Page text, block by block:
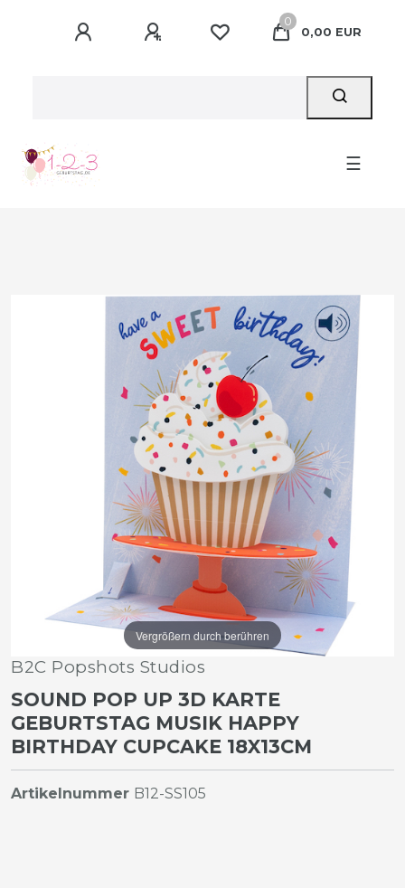
0
0,00 EUR
☰
Vergrößern durch berühren
B2C Popshots Studios
SOUND POP UP 3D KARTE
GEBURTSTAG MUSIK HAPPY
BIRTHDAY CUPCAKE 18X13CM
Artikelnummer B12-SS105